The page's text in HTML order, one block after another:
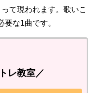
て現われます。歌いこ
な1曲です。
レ教室／